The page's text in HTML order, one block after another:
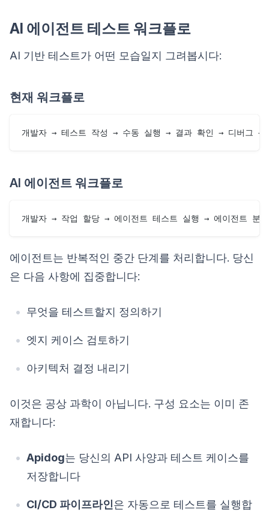
AI 에이전트 테스트 워크플로
AI 기반 테스트가 어떤 모습일지 그려봅시다:
현재 워크플로
AI 에이전트 워크플로
에이전트는 반복적인 중간 단계를 처리합니다. 당신
은 다음 사항에 집중합니다:
무엇을 테스트할지 정의하기
엣지 케이스 검토하기
아키텍처 결정 내리기
이것은 공상 과학이 아닙니다. 구성 요소는 이미 존
재합니다:
Apidog는 당신의 API 사양과 테스트 케이스를
저장합니다
CI/CD 파이프라인은 자동으로 테스트를 실행합